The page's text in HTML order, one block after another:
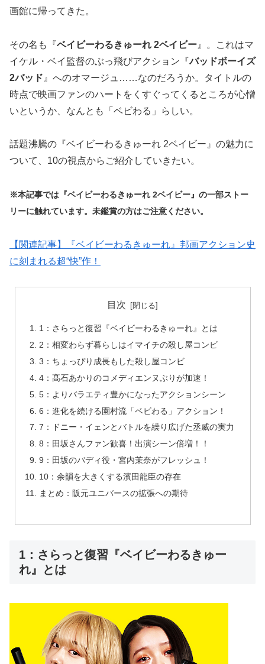
画館に帰ってきた。
その名も『ベイビーわるきゅーれ 2ベイビー 』。これはマ
イケル・ベイ監督のぶっ飛びアクション『バッドボーイズ
2バッド 』へのオマージュ……なのだろうか。タイトルの
時点で映画ファンのハートをくすぐってくるところが心憎
いというか、なんとも「ベビわる」らしい。
話題沸騰の『ベイビーわるきゅーれ 2ベイビー』の魅力に
ついて、10の視点からご紹介していきたい。
※本記事では『ベイビーわるきゅーれ 2ベイビー』の一部ストー
リーに触れています。未鑑賞の方はご注意ください。
【関連記事】『ベイビーわるきゅーれ』邦画アクション史
に刻まれる超“快”作！
目次
1：さらっと復習『ベイビーわるきゅーれ』とは
2：相変わらず暮らしはイマイチの殺し屋コンビ
3：ちょっぴり成長もした殺し屋コンビ
4：髙石あかりのコメディエンヌぶりが加速！
5：よりバラエティ豊かになったアクションシーン
6：進化を続ける園村流「ベビわる」アクション！
7：ドニー・イェンとバトルを繰り広げた丞威の実力
8：田坂さんファン歓喜！出演シーン倍増！！
9：田坂のバディ役・宮内茉奈がフレッシュ！
10：余韻を大きくする濱田龍臣の存在
まとめ：阪元ユニバースの拡張への期待
1：さらっと復習『ベイビーわるきゅー
れ』とは